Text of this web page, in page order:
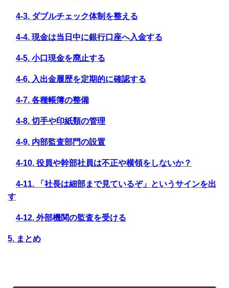
4-3. ダブルチェック体制を整える
4-4. 現金は当日中に銀行口座へ入金する
4-5. 小口現金を廃止する
4-6. 入出金履歴を定期的に確認する
4-7. 各種帳簿の整備
4-8. 切手や印紙類の管理
4-9. 内部監査部門の設置
4-10. 役員や幹部社員は不正や横領をしないか？
4-11. 「社長は細部まで見ているぞ」というサインを出
す
4-12. 外部機関の監査を受ける
5. まとめ